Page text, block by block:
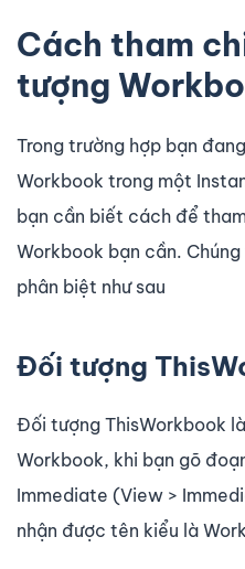
Cách tham
tượng
Trong trường hợp bạn
Workbook trong một
bạn cần biết cách để
Workbook bạn cần.
phân biệt như sau
Đối tượng
Đối tượng ThisWorkbook
Workbook, khi bạn gõ
Immediate (View >
nhận được tên kiểu là